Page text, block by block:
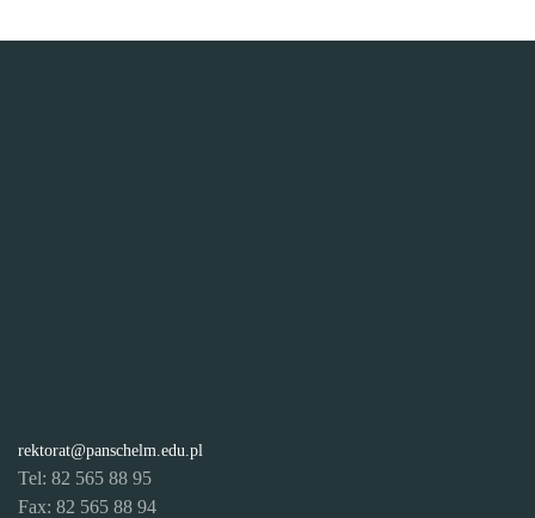
rektorat@panschelm.edu.pl
Tel: 82 565 88 95
Fax: 82 565 88 94